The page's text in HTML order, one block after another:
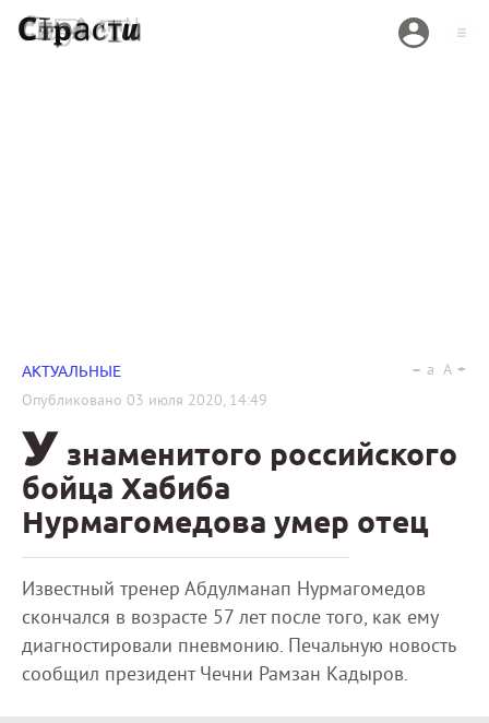
АКТУАЛЬНЫЕ
Опубликовано 03 июля 2020, 14:49
a A
У знаменитого российского
бойца Хабиба
Нурмагомедова умер отец
Известный тренер Абдулманап Нурмагомедов
скончался в возрасте 57 лет после того, как ему
диагностировали пневмонию. Печальную новость
сообщил президент Чечни Рамзан Кадыров.